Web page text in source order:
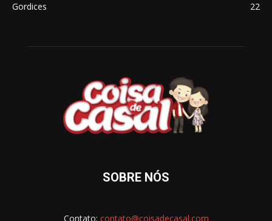
Gordices
22
SOBRE NÓS
Contato: contato@coisadecasal.com